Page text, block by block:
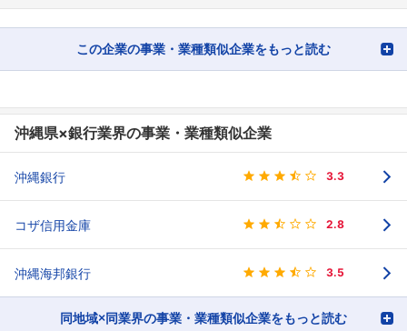
この企業の事業・業種類似企業をもっと読む
沖縄県×銀行業界の事業・業種類似企業
沖縄銀行 3.3
コザ信用金庫 2.8
沖縄海邦銀行 3.5
同地域×同業界の事業・業種類似企業をもっと読む